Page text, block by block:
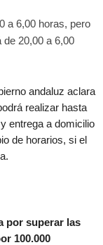
a 6,00 horas, pero
20,00 a 6,00
andaluz aclara
realizar hasta
entrega a domicilio
de horarios, si el
por superar las
100.000